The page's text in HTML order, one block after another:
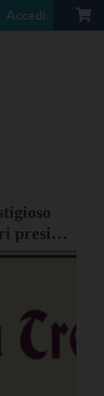
Accedi
presidi